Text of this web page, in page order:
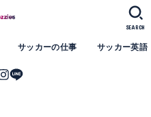
サッカーの仕事 サッカー英語
SEARCH